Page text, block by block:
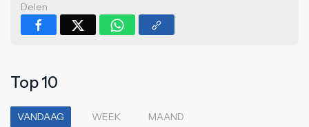
Delen
Top 10
VANDAAG WEEK MAAND